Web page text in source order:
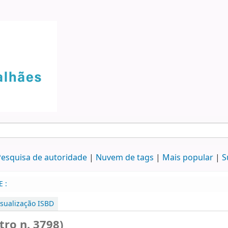
de autoridade Nuvem de tags Mais popular
:
ISBD